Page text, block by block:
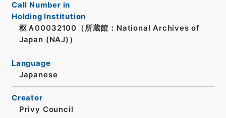
Call Number in
Holding Institution
枢Ａ00032100（所蔵館：National Archives of
Japan (NAJ)）
Language
Japanese
Creator
Privy Council